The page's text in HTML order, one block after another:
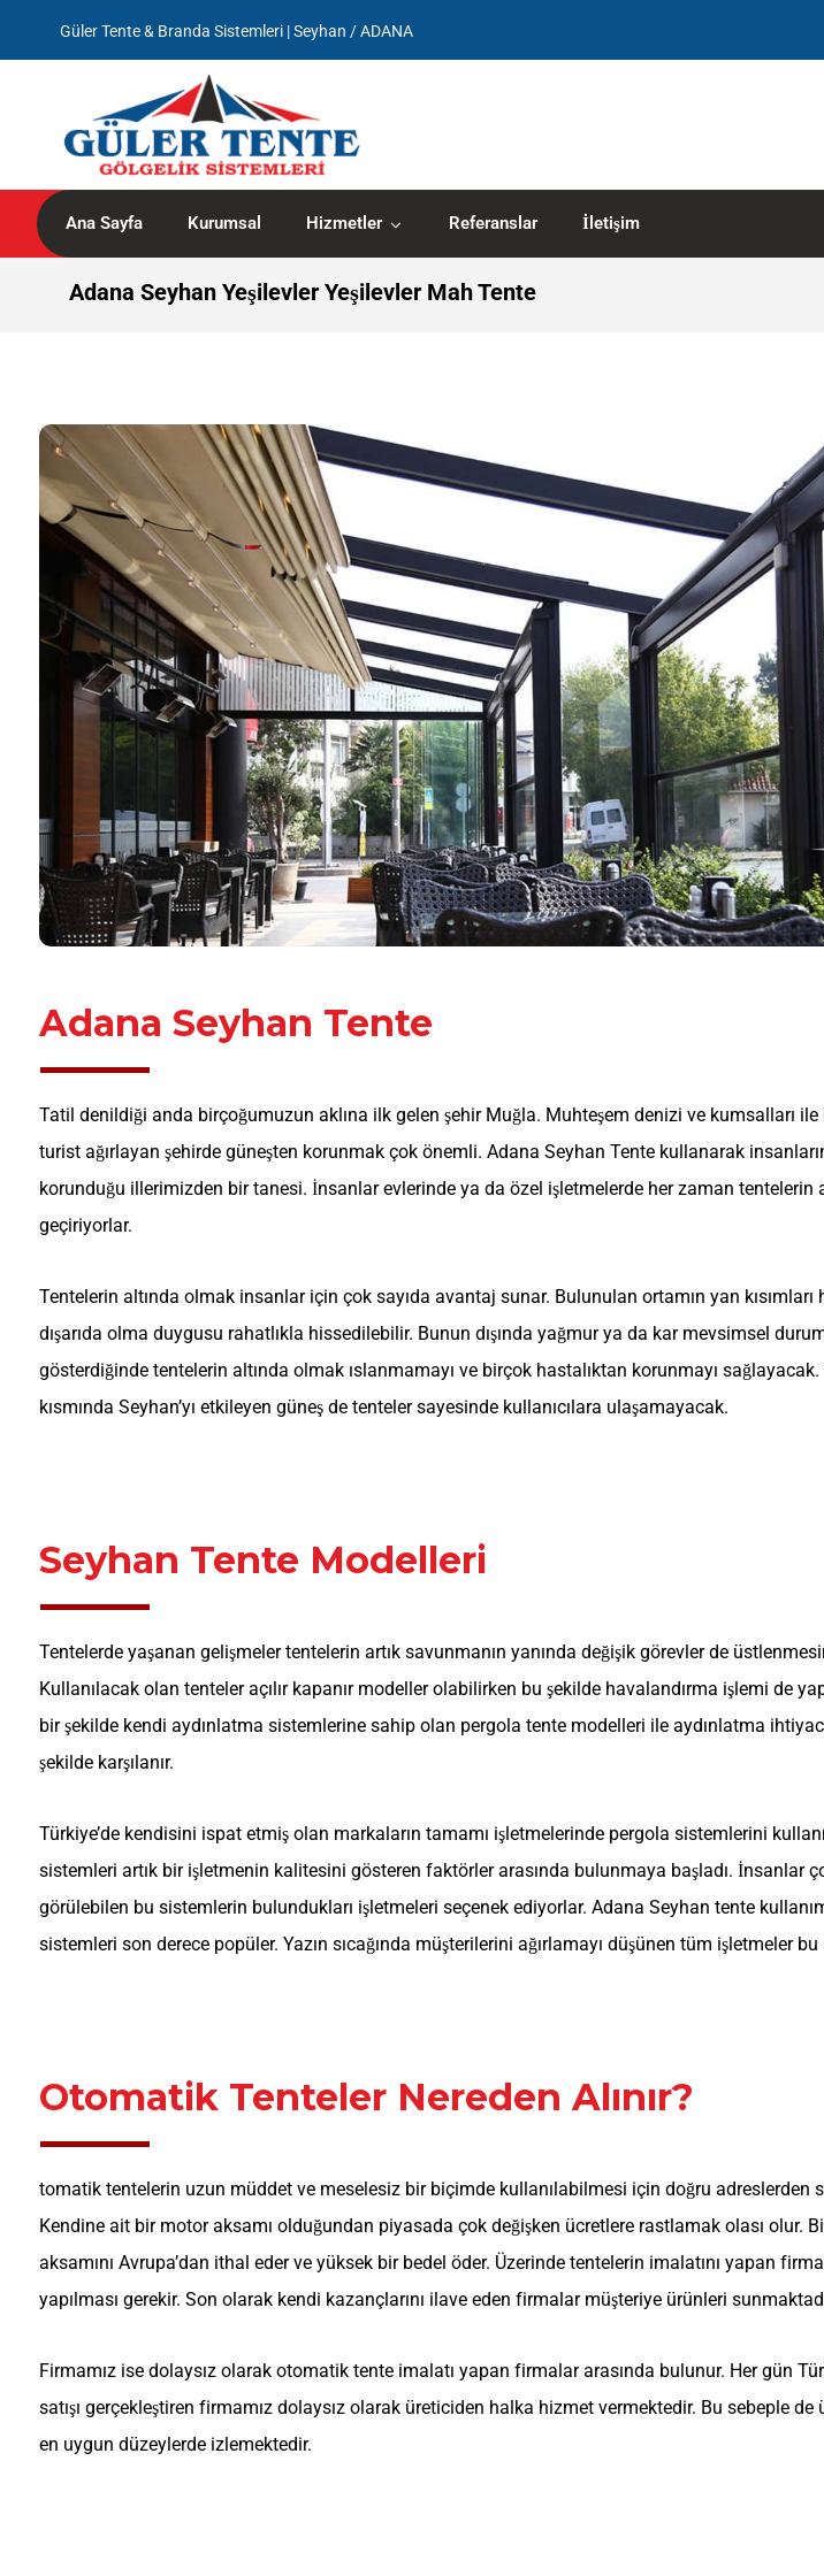
Güler Tente & Branda Sistemleri | Seyhan / ADANA
Ana Sayfa Kurumsal Hizmetler Referanslar İletişim
Adana Seyhan Yeşilevler Yeşilevler Mah Tente
Adana Seyhan Tente
Tatil denildiği anda birçoğumuzun aklına ilk gelen şehir Muğla. Muhteşem denizi ve kumsalları
turist ağırlayan şehirde güneşten korunmak çok önemli. Adana Seyhan Tente kullanarak insanların
korunduğu illerimizden bir tanesi. İnsanlar evlerinde ya da özel işletmelerde her zaman tentelerin
geçiriyorlar.
Tentelerin altında olmak insanlar için çok sayıda avantaj sunar. Bulunulan ortamın yan kısımları
dışarıda olma duygusu rahatlıkla hissedilebilir. Bunun dışında yağmur ya da kar mevsimsel
gösterdiğinde tentelerin altında olmak ıslanmamayı ve birçok hastalıktan korunmayı sağlayacak.
kısmında Seyhan’yı etkileyen güneş de tenteler sayesinde kullanıcılara ulaşamayacak.
Seyhan Tente Modelleri
Tentelerde yaşanan gelişmeler tentelerin artık savunmanın yanında değişik görevler de
Kullanılacak olan tenteler açılır kapanır modeller olabilirken bu şekilde havalandırma işlemi de
bir şekilde kendi aydınlatma sistemlerine sahip olan pergola tente modelleri ile aydınlatma
şekilde karşılanır.
Türkiye’de kendisini ispat etmiş olan markaların tamamı işletmelerinde pergola sistemlerini
sistemleri artık bir işletmenin kalitesini gösteren faktörler arasında bulunmaya başladı. İnsanlar
görülebilen bu sistemlerin bulundukları işletmeleri seçenek ediyorlar. Adana Seyhan tente
sistemleri son derece popüler. Yazın sıcağında müşterilerini ağırlamayı düşünen tüm işletmeler
Otomatik Tenteler Nereden Alınır?
tomatik tentelerin uzun müddet ve meselesiz bir biçimde kullanılabilmesi için doğru adreslerden
Kendine ait bir motor aksamı olduğundan piyasada çok değişken ücretlere rastlamak olası olur.
aksamını Avrupa’dan ithal eder ve yüksek bir bedel öder. Üzerinde tentelerin imalatını yapan
yapılması gerekir. Son olarak kendi kazançlarını ilave eden firmalar müşteriye ürünleri
Firmamız ise dolaysız olarak otomatik tente imalatı yapan firmalar arasında bulunur. Her gün
satışı gerçekleştiren firmamız dolaysız olarak üreticiden halka hizmet vermektedir. Bu sebeple
en uygun düzeylerde izlemektedir.